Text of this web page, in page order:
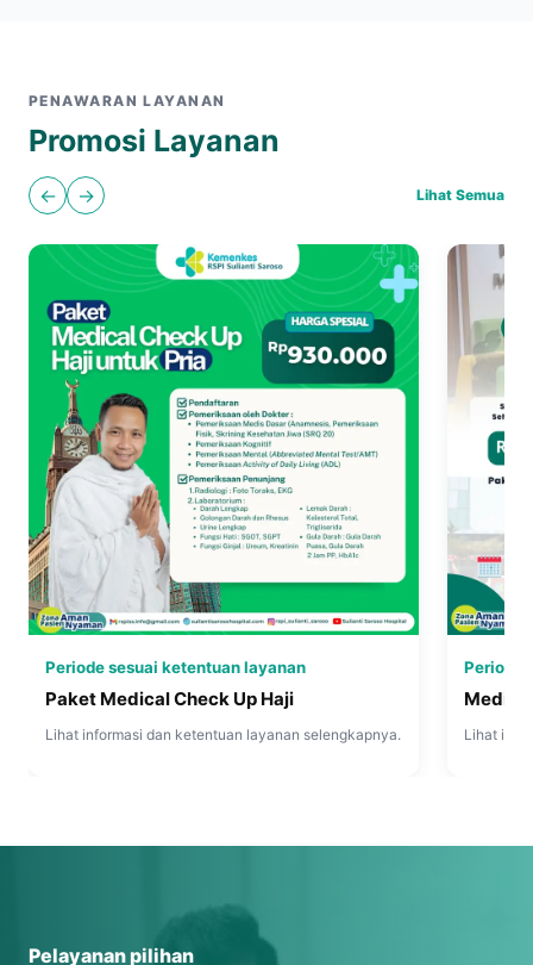
PENAWARAN LAYANAN
Promosi Layanan
← → Lihat Semua
Periode sesuai ketentuan layanan
Paket Medical Check Up Haji
Lihat informasi dan ketentuan layanan selengkapnya.
Periode
Lihat
Pelayanan pilihan